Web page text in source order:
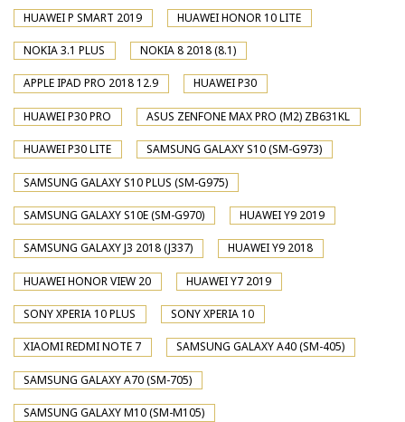
HUAWEI P SMART 2019 HUAWEI HONOR 10 LITE
NOKIA 3.1 PLUS NOKIA 8 2018 (8.1)
APPLE IPAD PRO 2018 12.9 HUAWEI P30
HUAWEI P30 PRO ASUS ZENFONE MAX PRO (M2) ZB631KL
HUAWEI P30 LITE SAMSUNG GALAXY S10 (SM-G973)
SAMSUNG GALAXY S10 PLUS (SM-G975)
SAMSUNG GALAXY S10E (SM-G970) HUAWEI Y9 2019
SAMSUNG GALAXY J3 2018 (J337) HUAWEI Y9 2018
HUAWEI HONOR VIEW 20 HUAWEI Y7 2019
SONY XPERIA 10 PLUS SONY XPERIA 10
XIAOMI REDMI NOTE 7 SAMSUNG GALAXY A40 (SM-405)
SAMSUNG GALAXY A70 (SM-705)
SAMSUNG GALAXY M10 (SM-M105)